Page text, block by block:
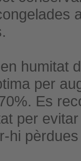
humitat
per
Es
per
hi